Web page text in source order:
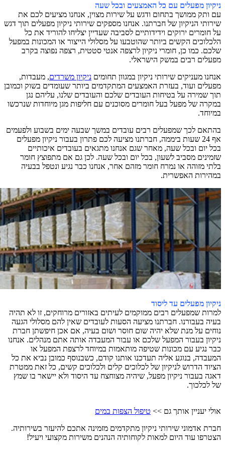
ניקיון מפעלים עם כל האמצעים ובכל שעה
עם ותק ממושך בתחום ודגש על שירות מצוין, אנחנו מציעים לכם את
שירותי הניקיון של חברתנו. אנחנו מספקים שירותי ניקיון מפעלים תוך דגש
על חומרים ירוקים וידידותיים לסביבה שעדיין יצליחו להוריד את כל
הלכלוכים הקשים ביותר שהוטבעו על מסלולי הייצור או המכונות במפעל
שלכם. כמו כן, חומרי ניקיון לרצפה אנטי סטטית, רצפה נפוצה בקרב
מפעלים רבים במשק הישראלי.
אנחנו מעניקים שירותי ניקיון במגוון תחומים ניקיון משרדים, מעבדות,
מפעלים ועוד, בעזרת האמצעים המתקדמים ביותר שעומדים בשוק וכמובן
תוך שמירה על בטיחות העובדים שלכם והעובדים שלנו, עליהם נגן
במקרה של מפעל בעל חומרים מסוכנים עם חליפות מגן מיוחדות שנרכשו
במיוחד.
בהתאם לכך שמפעלים רבים עובדים במשך שבעה ימים בשבוע ולפעמים
אף 24 שעות ביממה, חברתנו מציעה לכם פתרון בעבור ניקיון מפעלים
בכל יום ובכל שעה, מאחר שגם אנחנו מתגאים בעובדים איכותיים
שזמינים מסביב לשעון, בכל יום ובכל שעה. לכן גם אם מתפוצץ חומר
בלתי מזוהה או נמרח חומר מזהם אחר, אנחנו כבר נגיע ונטפל בבעיה
במהירות האפשרית.
ניקיון מפעלים עד ליסוד
למרות שמפעלים רבים ממוקמים לעיתים באזורים מרוחקים, זו לא תהיה
בעיה בעבורנו. חברתנו מציעה הסעות לעובדים שאין להם מסלולי הגעה
נוחים על מנת שלא יהיה שום חוסר ושום בעיה, אם אכן חיפשתן חברת
ניקיון בעבור המפעל שלכם או עבור המעבדה אותה אתם מנהלים. אנחנו
כבר נגיע עם מכונות שטיפה מותאמות במיוחד לרצפת המפעל או
המעבדה, בנוגע אליה תעדכנו אותנו קודם, כשבנוסף כמובן נביא את כל
הציוד הדרוש לניקיון של לכלוכים קלים ולכלוכים קשים, כל זאת ממטרת
דאגה בעבור ניקיון מפעל, שיהיה מצוחצח עד היסוד ולא יישאר בו שמץ
של לכלכוך.
אולי יעניין אותך גם >> טיפול הצפות במים
חברת אדמוני שירותי ניקיון מתקדמים מזמינה אתכם להיעזר בשירותיה.
הצטרפו עוד היום למאות לקוחותיה הנהנים משירות מקצועי ויעיל!